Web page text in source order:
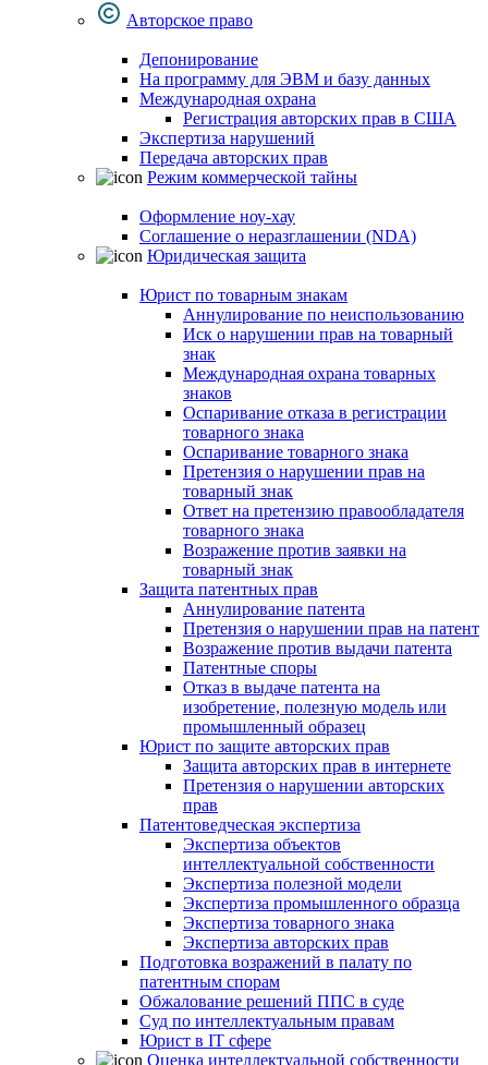
Авторское право
Депонирование
На программу для ЭВМ и базу данных
Международная охрана
Регистрация авторских прав в США
Экспертиза нарушений
Передача авторских прав
Режим коммерческой тайны
Оформление ноу-хау
Соглашение о неразглашении (NDA)
Юридическая защита
Юрист по товарным знакам
Аннулирование по неиспользованию
Иск о нарушении прав на товарный
знак
Международная охрана товарных
знаков
Оспаривание отказа в регистрации
товарного знака
Оспаривание товарного знака
Претензия о нарушении прав на
товарный знак
Ответ на претензию правообладателя
товарного знака
Возражение против заявки на
товарный знак
Защита патентных прав
Аннулирование патента
Претензия о нарушении прав на патент
Возражение против выдачи патента
Патентные споры
Отказ в выдаче патента на
изобретение, полезную модель или
промышленный образец
Юрист по защите авторских прав
Защита авторских прав в интернете
Претензия о нарушении авторских
прав
Патентоведческая экспертиза
Экспертиза объектов
интеллектуальной собственности
Экспертиза полезной модели
Экспертиза промышленного образца
Экспертиза товарного знака
Экспертиза авторских прав
Подготовка возражений в палату по
патентным спорам
Обжалование решений ППС в суде
Суд по интеллектуальным правам
Юрист в IT сфере
Оценка интеллектуальной собственности